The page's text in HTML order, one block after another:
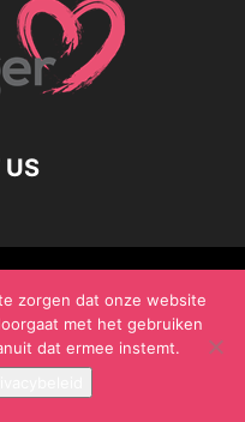
zorgen dat onze website
met het gebruiken
dat ermee instemt.